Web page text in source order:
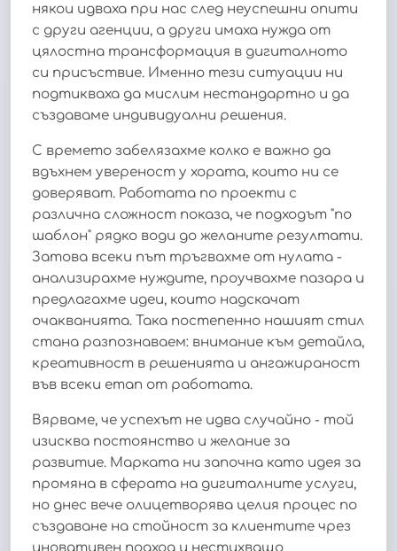
някои идваха при нас след неуспешни опити
с други агенции, а други имаха нужда от
цялостна трансформация в дигиталното
си присъствие. Именно тези ситуации ни
подтикваха да мислим нестандартно и да
създаваме индивидуални решения.
С времето забелязахме колко е важно да
вдъхнем увереност у хората, които ни се
доверяват. Работата по проекти с
различна сложност показа, че подходът "по
шаблон" рядко води до желаните резултати.
Затова всеки път тръгвахме от нулата -
анализирахме нуждите, проучвахме пазара и
предлагахме идеи, които надскачат
очакванията. Така постепенно нашият стил
стана разпознаваем: внимание към детайла,
креативност в решенията и ангажираност
във всеки етап от работата.
Вярваме, че успехът не идва случайно - той
изисква постоянство и желание за
развитие. Марката ни започна като идея за
промяна в сферата на дигиталните услуги,
но днес вече олицетворява целия процес по
създаване на стойност за клиентите чрез
иновативен подход и нестихващо